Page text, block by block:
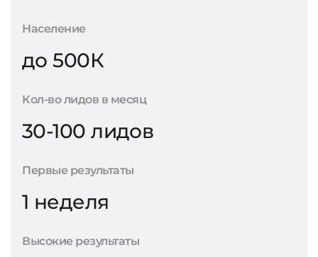
Население
до 500К
Кол-во лидов в месяц
30-100 лидов
Первые результаты
1 неделя
Высокие результаты